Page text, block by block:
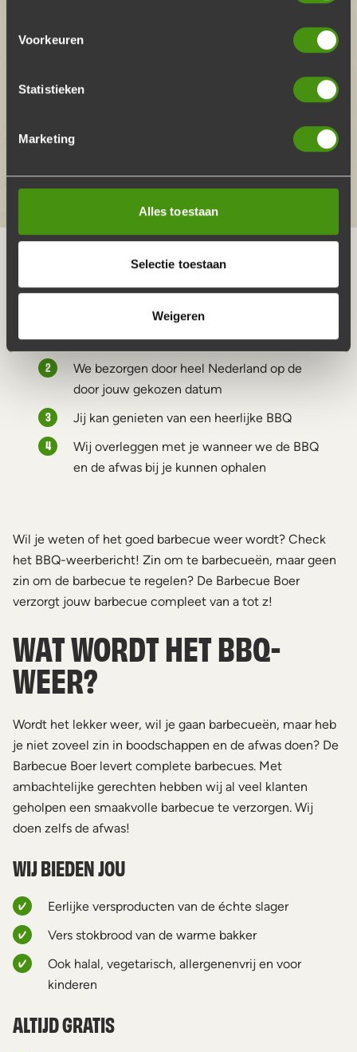
Voorkeuren
Statistieken
Marketing
Alles toestaan
Selectie toestaan
Weigeren
Herman van Meijl
“De borden en het bestek maakten de BBQ
HOE HET WERKT
Kies jouw ideale BBQ-pakket en bestel
We bezorgen door heel Nederland op de
door jouw gekozen datum
Jij kan genieten van een heerlijke BBQ
Wij overleggen met je wanneer we de BBQ
en de afwas bij je kunnen ophalen
Wil je weten of het goed barbecue weer wordt? Check
het BBQ-weerbericht! Zin om te barbecueën, maar geen
zin om de barbecue te regelen? De Barbecue Boer
verzorgt jouw barbecue compleet van a tot z!
WAT WORDT HET BBQ-
WEER?
Wordt het lekker weer, wil je gaan barbecueën, maar heb
je niet zoveel zin in boodschappen en de afwas doen? De
Barbecue Boer levert complete barbecues. Met
ambachtelijke gerechten hebben wij al veel klanten
geholpen een smaakvolle barbecue te verzorgen. Wij
doen zelfs de afwas!
WIJ BIEDEN JOU
Eerlijke versproducten van de échte slager
Vers stokbrood van de warme bakker
Ook halal, vegetarisch, allergenenvrij en voor
kinderen
ALTIJD GRATIS